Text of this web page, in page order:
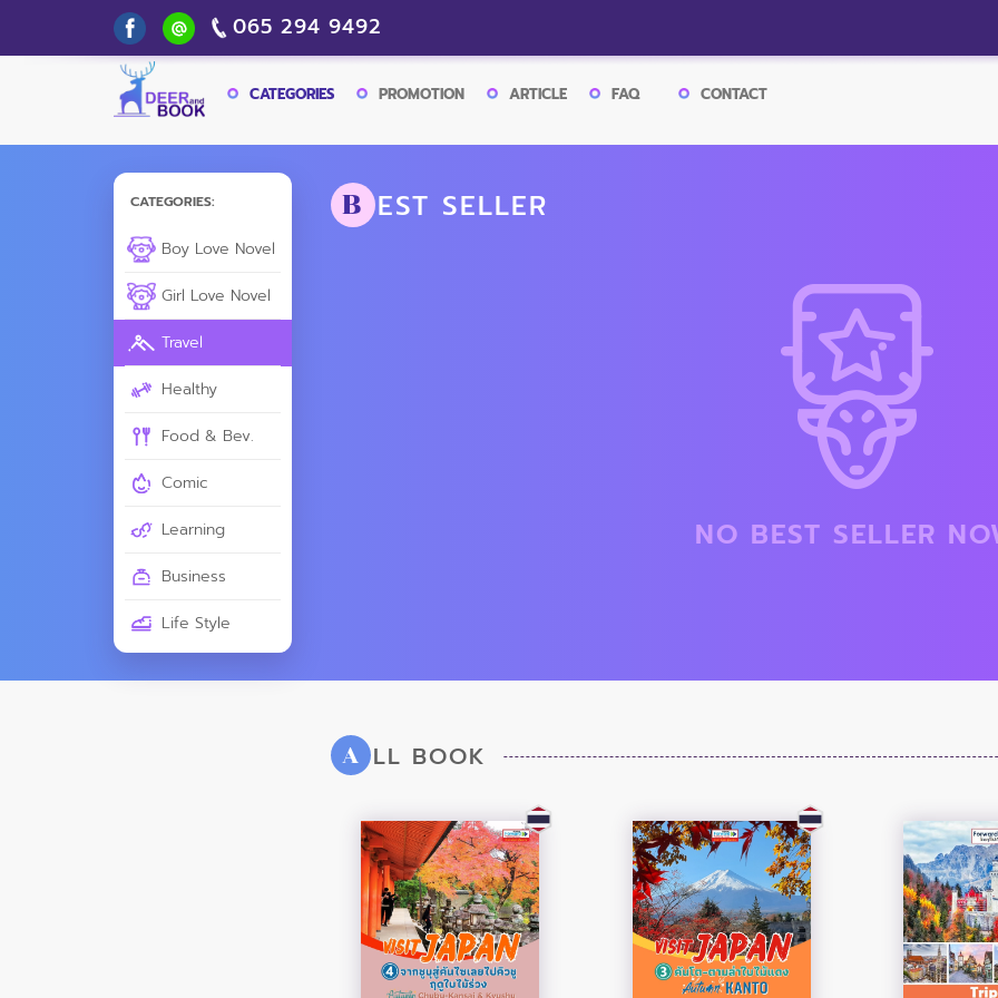
065 294 9492
CATEGORIES PROMOTION ARTICLE FAQ CONTACT
CATEGORIES:
Boy Love Novel
Girl Love Novel
Travel
Healthy
Food & Bev.
Comic
Learning
Business
Life Style
B EST SELLER
NO BEST SELLER
A LL BOOK